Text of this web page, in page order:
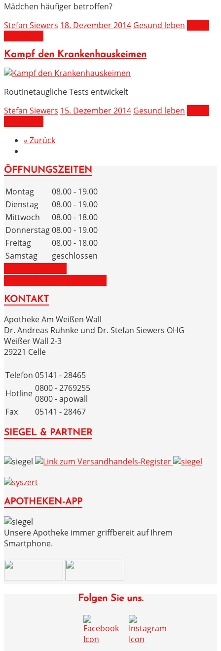
Mädchen häufiger betroffen?
Stefan Siewers 18. Dezember 2014 Gesund leben
Kampf den Krankenhauskeimen
Routinetaugliche Tests entwickelt
Stefan Siewers 15. Dezember 2014 Gesund leben
« Zurück
ÖFFNUNGSZEITEN
Montag
08.00 - 19.00
Dienstag
08.00 - 19.00
Mittwoch
08.00 - 18.00
Donnerstag08.00 - 19.00
Freitag
08.00 - 18.00
Samstag
geschlossen
KONTAKT
Apotheke Am Weißen Wall
Dr. Andreas Ruhnke und Dr. Stefan Siewers OHG
Weißer Wall 2-3
29221 Celle
Telefon 05141 - 28465
Hotline 0800 - 2769255
0800 - apowall
Fax
05141 - 28467
SIEGEL & PARTNER
APOTHEKEN-APP
Unsere Apotheke immer griffbereit auf Ihrem
Smartphone.
Folgen Sie uns.